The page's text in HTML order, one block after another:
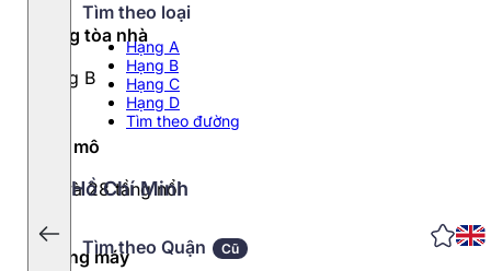
Tìm theo loại
Hạng A
Hạng B
Hạng C
Hạng D
Tìm theo đường
Hồ Chí Minh
Tìm theo Quận Cũ
Hạng tòa nhà
Hạng B
Quy mô
25 và 28 tầng nổi
Thang máy